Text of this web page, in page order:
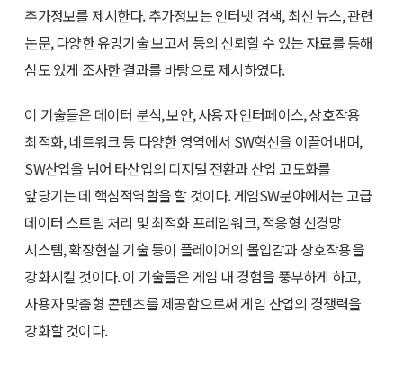
추가정보를 제시한다. 추가정보는 인터넷 검색, 최신 뉴스, 관련
논문, 다양한 유망기술 보고서 등의 신뢰할 수 있는 자료를 통해
심도 있게 조사한 결과를 바탕으로 제시하였다.
이 기술들은 데이터 분석, 보안, 사용자 인터페이스, 상호작용
최적화, 네트워크 등 다양한 영역에서 SW혁신을 이끌어내며,
SW산업을 넘어 타산업의 디지털 전환과 산업 고도화를
앞당기는 데 핵심적역할을 할 것이다. 게임SW분야에서는 고급
데이터 스트림 처리 및 최적화 프레임워크, 적응형 신경망
시스템, 확장현실 기술 등이 플레이어의 몰입감과 상호작용을
강화시킬 것이다. 이 기술들은 게임 내 경험을 풍부하게 하고,
사용자 맞춤형 콘텐츠를 제공함으로써 게임 산업의 경쟁력을
강화할 것이다.